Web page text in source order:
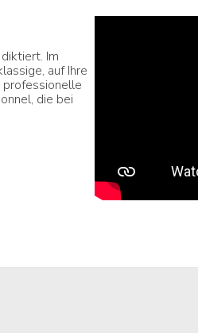
Im
auf Ihre
professionelle
die bei